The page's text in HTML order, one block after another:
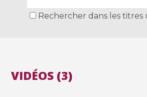
Rechercher dans les
VIDÉOS (3)